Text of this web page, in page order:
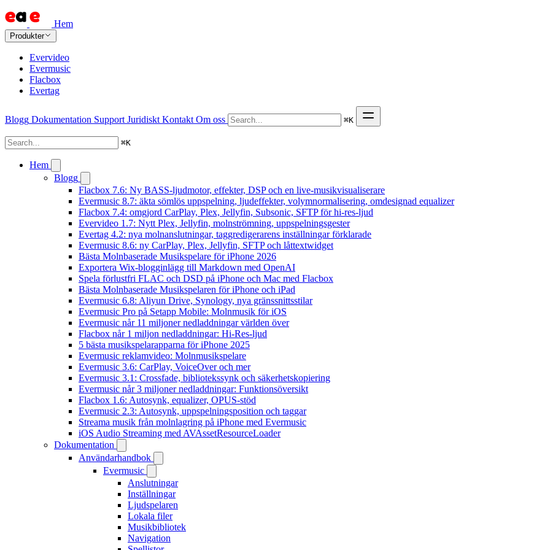
Hem
Produkter
Evervideo
Evermusic
Flacbox
Evertag
Blogg Dokumentation Support Juridiskt Kontakt Om oss ⌘K
⌘K
Hem
Blogg
Flacbox 7.6: Ny BASS-ljudmotor, effekter, DSP och en live-musikvisualiserare
Evermusic 8.7: äkta sömlös uppspelning, ljudeffekter, volymnormalisering, omdesignad equalizer
Flacbox 7.4: omgjord CarPlay, Plex, Jellyfin, Subsonic, SFTP för hi-res-ljud
Evervideo 1.7: Nytt Plex, Jellyfin, molnströmning, uppspelningsgester
Evertag 4.2: nya molnanslutningar, taggredigerarens inställningar förklarade
Evermusic 8.6: ny CarPlay, Plex, Jellyfin, SFTP och låttextwidget
Bästa Molnbaserade Musikspelare för iPhone 2026
Exportera Wix-blogginlägg till Markdown med OpenAI
Spela förlustfri FLAC och DSD på iPhone och Mac med Flacbox
Bästa Molnbaserade Musikspelaren för iPhone och iPad
Evermusic 6.8: Aliyun Drive, Synology, nya gränssnittsstilar
Evermusic Pro på Setapp Mobile: Molnmusik för iOS
Evermusic når 11 miljoner nedladdningar världen över
Flacbox når 1 miljon nedladdningar: Hi-Res-ljud
5 bästa musikspelarapparna för iPhone 2025
Evermusic reklamvideo: Molnmusikspelare
Evermusic 3.6: CarPlay, VoiceOver och mer
Evermusic 3.1: Crossfade, bibliotekssynk och säkerhetskopiering
Evermusic når 3 miljoner nedladdningar: Funktionsöversikt
Flacbox 1.6: Autosynk, equalizer, OPUS-stöd
Evermusic 2.3: Autosynk, uppspelningsposition och taggar
Streama musik från molnlagring på iPhone med Evermusic
iOS Audio Streaming med AVAssetResourceLoader
Dokumentation
Användarhandbok
Evermusic
Anslutningar
Inställningar
Ljudspelaren
Lokala filer
Musikbibliotek
Navigation